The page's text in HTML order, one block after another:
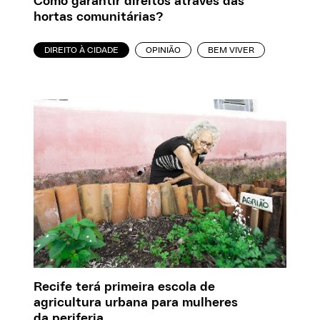
hortas comunitárias?
DIREITO À CIDADE OPINIÃO BEM VIVER
Recife terá primeira escola de
agricultura urbana para mulheres